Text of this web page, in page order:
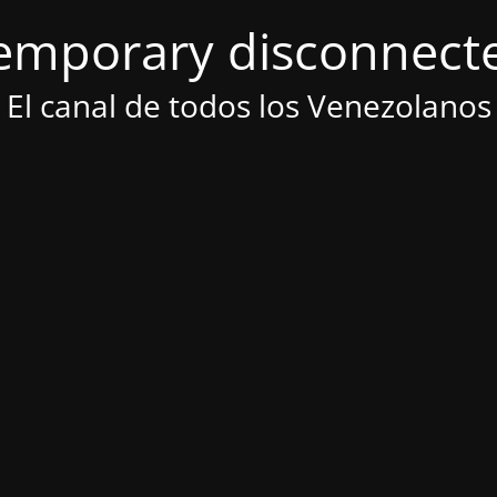
El canal de todos los Venezolanos